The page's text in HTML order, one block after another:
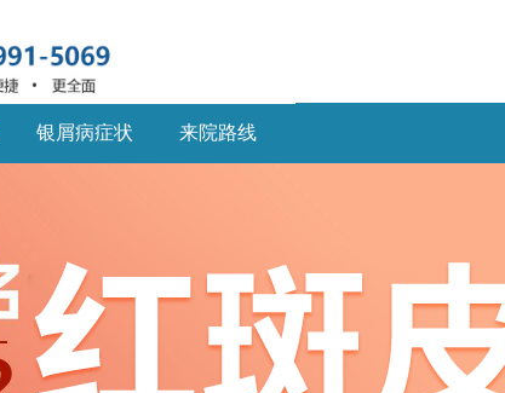
银屑病症状 来院路线